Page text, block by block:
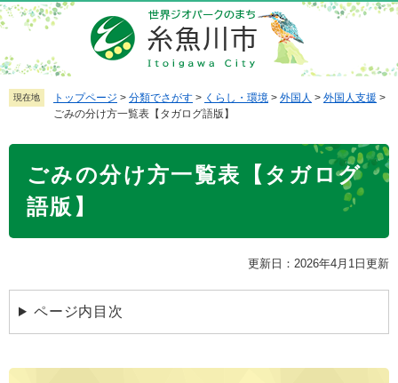
ペ
ー
ジ
の
先
メ
ニ
ュ
ー
を現在地 トップページ > 分類でさがす > くらし・環境 > 外国人 > 外国人支援 >
ごみの分け方一覧表【タガログ語版】
ごみの分け方一覧表【タガログ
語版】
更新日：2026年4月1日更新
ページ内目次